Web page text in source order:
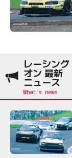
レーシング
オン 最新
ニュース